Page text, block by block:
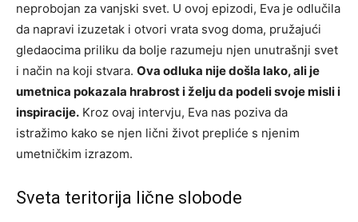
neprobojan za vanjski svet. U ovoj epizodi, Eva je odlučila
da napravi izuzetak i otvori vrata svog doma, pružajući
gledaocima priliku da bolje razumeju njen unutrašnji svet
i način na koji stvara. Ova odluka nije došla lako, ali je
umetnica pokazala hrabrost i želju da podeli svoje misli i
inspiracije. Kroz ovaj intervju, Eva nas poziva da
istražimo kako se njen lični život prepliće s njenim
umetničkim izrazom.
Sveta teritorija lične slobode